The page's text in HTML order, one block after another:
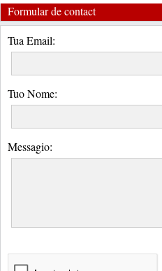
Formular de contact
Tua Email:
Tuo Nome:
Messagio: